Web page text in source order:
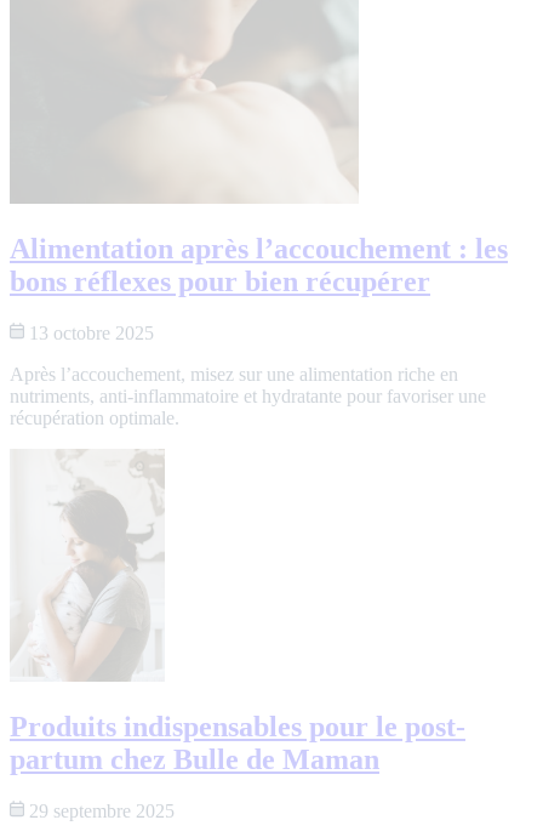
Alimentation après l’accouchement : les
bons réflexes pour bien récupérer
13 octobre 2025
Après l’accouchement, misez sur une alimentation riche en
nutriments, anti-inflammatoire et hydratante pour favoriser une
récupération optimale.
Produits indispensables pour le post-
partum chez Bulle de Maman
29 septembre 2025